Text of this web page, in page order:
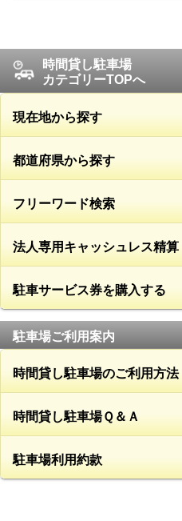
時間貸し駐車場
カテゴリーTOPへ
現在地から探す
都道府県から探す
フリーワード検索
法人専用キャッシュレス精算
駐車サービス券を購入する
駐車場ご利用案内
時間貸し駐車場のご利用方法
時間貸し駐車場Ｑ＆Ａ
駐車場利用約款